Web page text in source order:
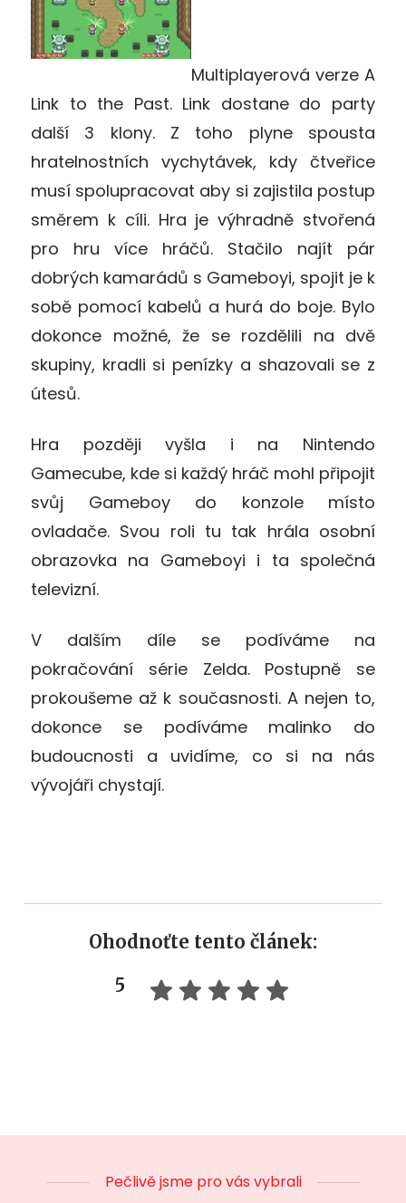
Multiplayerová verze A
Link to the Past. Link dostane do party
další 3 klony. Z toho plyne spousta
hratelnostních vychytávek, kdy čtveřice
musí spolupracovat aby si zajistila postup
směrem k cíli. Hra je výhradně stvořená
pro hru více hráčů. Stačilo najít pár
dobrých kamarádů s Gameboyi, spojit je k
sobě pomocí kabelů a hurá do boje. Bylo
dokonce možné, že se rozdělili na dvě
skupiny, kradli si penízky a shazovali se z
útesů.
Hra později vyšla i na Nintendo
Gamecube, kde si každý hráč mohl připojit
svůj Gameboy do konzole místo
ovladače. Svou roli tu tak hrála osobní
obrazovka na Gameboyi i ta společná
televizní.
V dalším díle se podíváme na
pokračování série Zelda. Postupně se
prokoušeme až k současnosti. A nejen to,
dokonce se podíváme malinko do
budoucnosti a uvidíme, co si na nás
vývojáři chystají.
Ohodnoťte tento článek:
5
Pečlivě jsme pro vás vybrali